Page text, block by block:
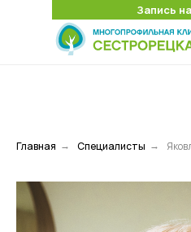
Запись
Запись
Главная → Специалисты →